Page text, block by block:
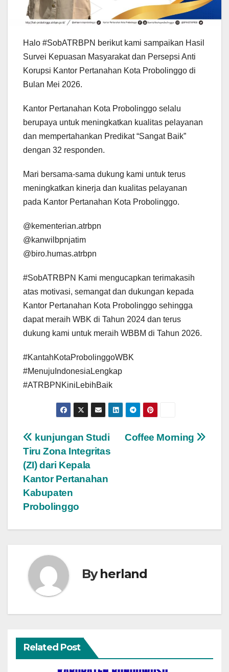
Halo #SobATRBPN berikut kami sampaikan Hasil
Survei Kepuasan Masyarakat dan Persepsi Anti
Korupsi Kantor Pertanahan Kota Probolinggo di
Bulan Mei 2026.
Kantor Pertanahan Kota Probolinggo selalu
berupaya untuk meningkatkan kualitas pelayanan
dan mempertahankan Predikat “Sangat Baik”
dengan 32 responden.
Mari bersama-sama dukung kami untuk terus
meningkatkan kinerja dan kualitas pelayanan
pada Kantor Pertanahan Kota Probolinggo.
@kementerian.atrbpn
@kanwilbpnjatim
@biro.humas.atrbpn
#SobATRBPN Kami mengucapkan terimakasih
atas motivasi, semangat dan dukungan kepada
Kantor Pertanahan Kota Probolinggo sehingga
dapat meraih WBK di Tahun 2024 dan terus
dukung kami untuk meraih WBBM di Tahun 2026.
#KantahKotaProbolinggoWBK
#MenujuIndonesiaLengkap
#ATRBPNKiniLebihBaik
Post
navigation
Coffee Morning
kunjungan Studi
Tiru Zona Integritas
(ZI) dari Kepala
Kantor Pertanahan
Kabupaten
Probolinggo
Byherland
Related Post